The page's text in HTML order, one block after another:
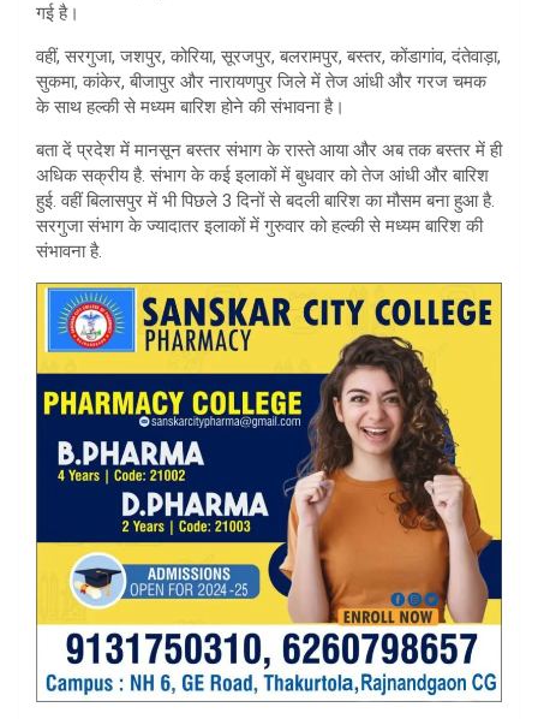
गई है।
वहीं, सरगुजा, जशपुर, कोरिया, सूरजपुर, बलरामपुर, बस्तर, कोंडागांव, दंतेवाड़ा,
सुकमा, कांकेर, बीजापुर और नारायणपुर जिले में तेज आंधी और गरज चमक
के साथ हल्की से मध्यम बारिश होने की संभावना है।
बता दें प्रदेश में मानसून बस्तर संभाग के रास्ते आया और अब तक बस्तर में ही
अधिक सक्रीय है. संभाग के कई इलाकों में बुधवार को तेज आंधी और बारिश
हुई. वहीं बिलासपुर में भी पिछले 3 दिनों से बदली बारिश का मौसम बना हुआ है.
सरगुजा संभाग के ज्यादातर इलाकों में गुरुवार को हल्की से मध्यम बारिश की
संभावना है.